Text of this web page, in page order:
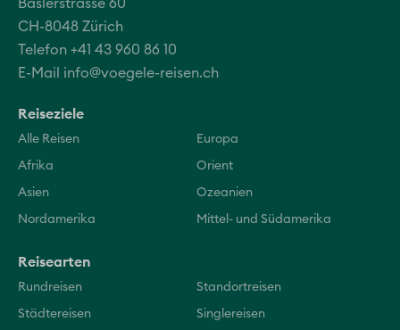
Baslerstrasse 60
CH-8048 Zürich
Telefon +41 43 960 86 10
E-Mail info@voegele-reisen.ch
Reiseziele
Alle Reisen Europa
Afrika Orient
Asien Ozeanien
Nordamerika Mittel- und Südamerika
Reisearten
Rundreisen Standortreisen
Städtereisen Singlereisen